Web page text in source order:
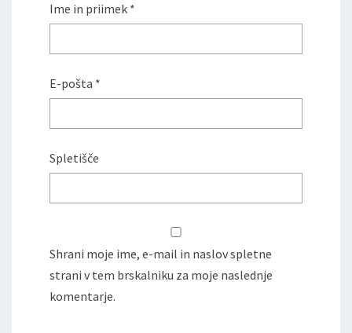
Ime in priimek *
E-pošta *
Spletišče
Shrani moje ime, e-mail in naslov spletne
strani v tem brskalniku za moje naslednje
komentarje.